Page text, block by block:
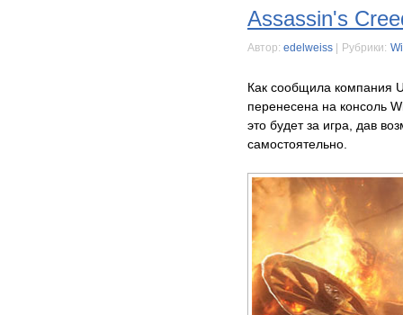
Assassin's
Автор: edelweiss Рубрики:
Как сообщила компания
перенесена на консоль
это будет за игра, дав
самостоятельно.